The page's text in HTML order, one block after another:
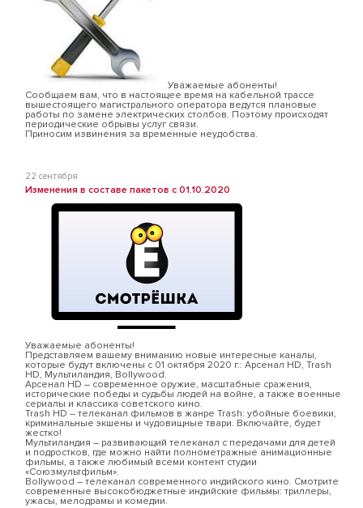
Уважаемые абоненты!
Сообщаем вам, что в настоящее время на кабельной трассе
вышестоящего магистрального оператора ведутся плановые
работы по замене электрических столбов. Поэтому происходят
периодические обрывы услуг связи.
Приносим извинения за временные неудобства.
22 сентября
Изменения в составе пакетов с 01.10.2020
Уважаемые абоненты!
Представляем вашему вниманию новые интересные каналы,
которые будут включены с 01 октября 2020 г.: Арсенал HD, Trash
HD, Мультиландия, Bollywood.
Арсенал HD – современное оружие, масштабные сражения,
исторические победы и судьбы людей на войне, а также военные
сериалы и классика советского кино.
Trash HD – телеканал фильмов в жанре Trash: убойные боевики,
криминальные экшены и чудовищные твари. Включайте, будет
жестко!
Мультиландия – развивающий телеканал с передачами для детей
и подростков, где можно найти полнометражные анимационные
фильмы, а также любимый всеми контент студии
«Союзмультфильм».
Bollywood – телеканал современного индийского кино. Смотрите
современные высокобюджетные индийские фильмы: триллеры,
ужасы, мелодрамы и комедии.